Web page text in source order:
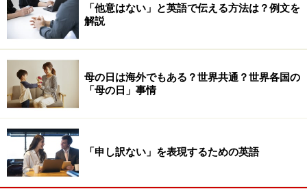
言いたいのであれば普通に口にしているはずであり、あ
えて「personal reasons」
人的な、できれば言いたくないような事柄が原因である
可能性があるからです。
I would like to leave the company for personal reasons.
（私事により、会社を辞めたいと考えています）
日本語でよく使うのは「一身上の都合」という言葉です
が、こちらも同様の意味をもっています。
「他意はない」と英語で伝える方法は？例文を
解説
母の日は海外でもある？世界共通？世界各国の
「母の日」事情
「申し訳ない」を表現するための英語